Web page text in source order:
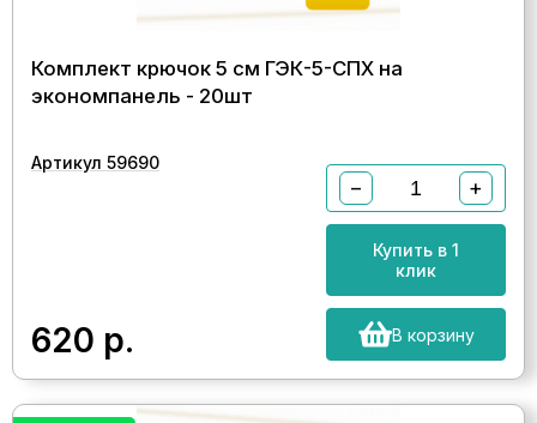
Комплект крючок 5 см ГЭК-5-СПХ на
экономпанель - 20шт
Артикул 59690
620 р.
− +
Купить в 1
клик
В корзину